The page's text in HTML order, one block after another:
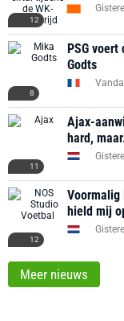
12
8
PSG
Godts
11
Ajax-
hard,
12
Voormalig
hield mij
Meer nieuws